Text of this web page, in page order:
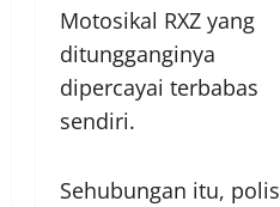
Motosikal RXZ yang
ditungganginya
dipercayai terbabas
sendiri.
Sehubungan itu, polis